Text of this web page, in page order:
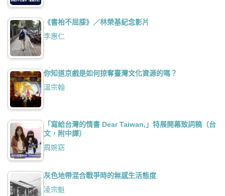
《書枱不屈膝》／林榮基紀念影片
李惠仁
你知道京戲是如何掠奪臺灣文化資源的嗎？
溫宗翰
「寫給台灣的情書 Dear Taiwan,」特展開幕致詞稿（台
文，附中譯）
周婉窈
灰色地帶混合戰爭時的無感生活態度
凌宗魁